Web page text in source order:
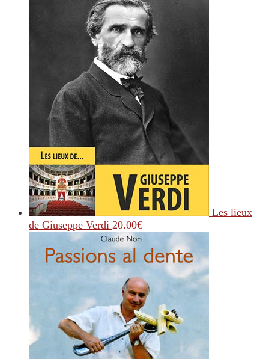
Les lieux
de Giuseppe Verdi 20.00€